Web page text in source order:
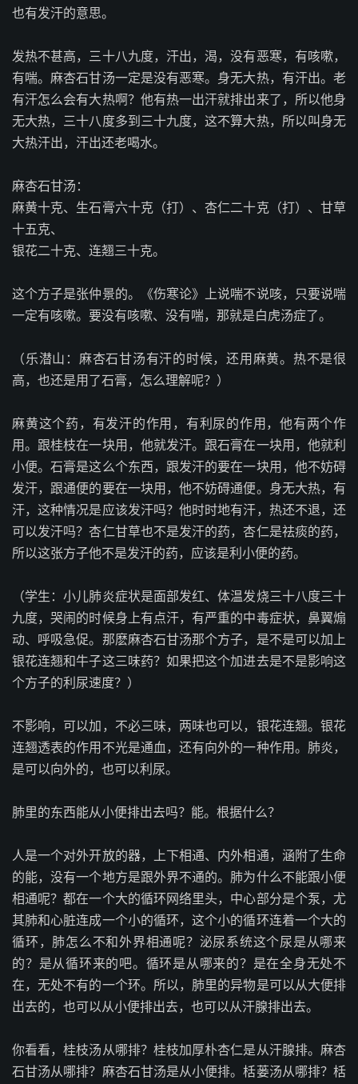
也有发汗的意思。
发热不甚高，三十八九度，汗出，渴，没有恶寒，有咳嗽，
有喘。麻杏石甘汤一定是没有恶寒。身无大热，有汗出。老
有汗怎么会有大热啊？他有热一出汗就排出来了，所以他身
无大热，三十八度多到三十九度，这不算大热，所以叫身无
大热汗出，汗出还老喝水。
麻杏石甘汤：
麻黄十克、生石膏六十克（打）、杏仁二十克（打）、甘草
十五克、
银花二十克、连翘三十克。
这个方子是张仲景的。《伤寒论》上说喘不说咳，只要说喘
一定有咳嗽。要没有咳嗽、没有喘，那就是白虎汤症了。
（乐潜山：麻杏石甘汤有汗的时候，还用麻黄。热不是很
高，也还是用了石膏，怎么理解呢？）
麻黄这个药，有发汗的作用，有利尿的作用，他有两个作
用。跟桂枝在一块用，他就发汗。跟石膏在一块用，他就利
小便。石膏是这么个东西，跟发汗的要在一块用，他不妨碍
发汗，跟通便的要在一块用，他不妨碍通便。身无大热，有
汗，这种情况是应该发汗吗？他时时地有汗，热还不退，还
可以发汗吗？杏仁甘草也不是发汗的药，杏仁是祛痰的药，
所以这张方子他不是发汗的药，应该是利小便的药。
（学生：小儿肺炎症状是面部发红、体温发烧三十八度三十
九度，哭闹的时候身上有点汗，有严重的中毒症状，鼻翼煽
动、呼吸急促。那麽麻杏石甘汤那个方子，是不是可以加上
银花连翘和牛子这三味药？如果把这个加进去是不是影响这
个方子的利尿速度？）
不影响，可以加，不必三味，两味也可以，银花连翘。银花
连翘透表的作用不光是通血，还有向外的一种作用。肺炎，
是可以向外的，也可以利尿。
肺里的东西能从小便排出去吗？能。根据什么？
人是一个对外开放的器，上下相通、内外相通，涵附了生命
的能，没有一个地方是跟外界不通的。肺为什么不能跟小便
相通呢？都在一个大的循环网络里头，中心部分是个泵，尤
其肺和心脏连成一个小的循环，这个小的循环连着一个大的
循环，肺怎么不和外界相通呢？泌尿系统这个尿是从哪来
的？是从循环来的吧。循环是从哪来的？是在全身无处不
在，无处不有的一个环。所以，肺里的异物是可以从大便排
出去的，也可以从小便排出去，也可以从汗腺排出去。
你看看，桂枝汤从哪排？桂枝加厚朴杏仁是从汗腺排。麻杏
石甘汤从哪排？麻杏石甘汤是从小便排。栝蒌汤从哪排？栝